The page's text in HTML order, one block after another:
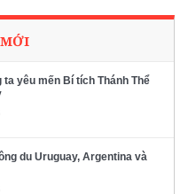
yêu mến Bí tích Thánh Thể
du Uruguay, Argentina và